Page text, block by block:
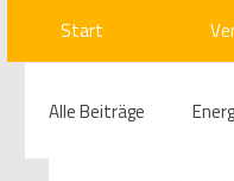
Start
Alle Beiträge